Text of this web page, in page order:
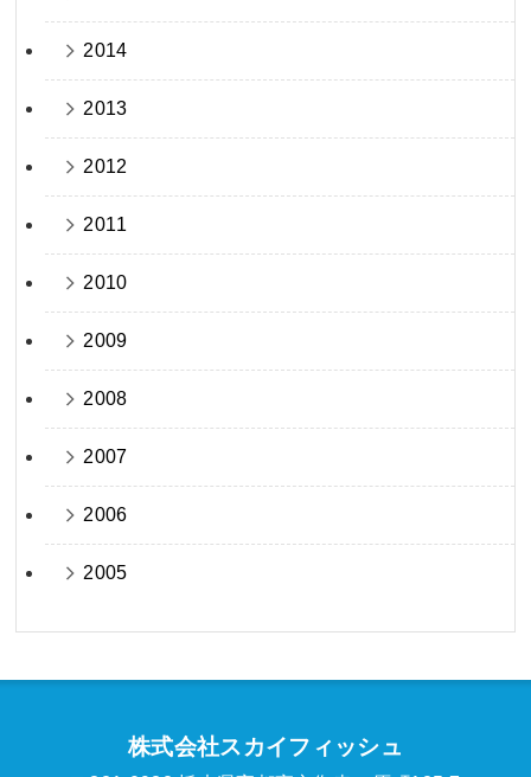
2014
2013
2012
2011
2010
2009
2008
2007
2006
2005
株式会社スカイフィッシュ